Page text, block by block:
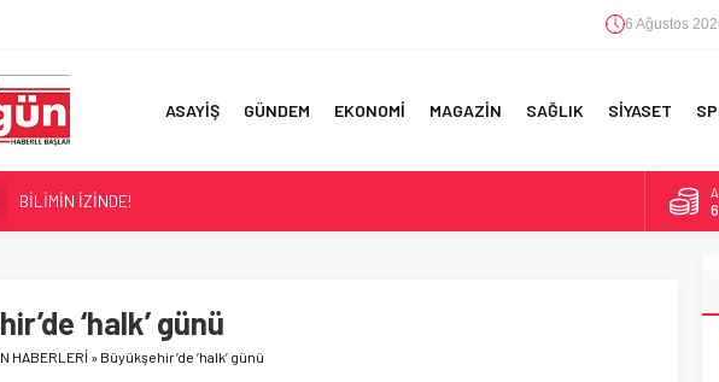
6 Ağustos
ASAYİŞ GÜNDEM EKONOMİ MAGAZİN SAĞLIK SİYASET
BİLİMİN İZİNDE!
TIR’A ‘ZEHİR’ BASKINI!
UÇURUMDA CAN PAZARI!
SAMSUN YANACAK!
‘halk’ günü
HABERLERİ » Büyükşehir’de ‘halk’ günü